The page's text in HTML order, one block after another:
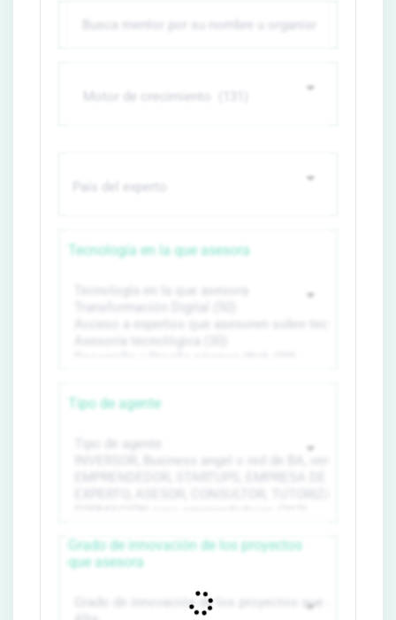
Tecnología en la que asesora
Tipo de agente
Grado de innovación de los proyectos
que asesora